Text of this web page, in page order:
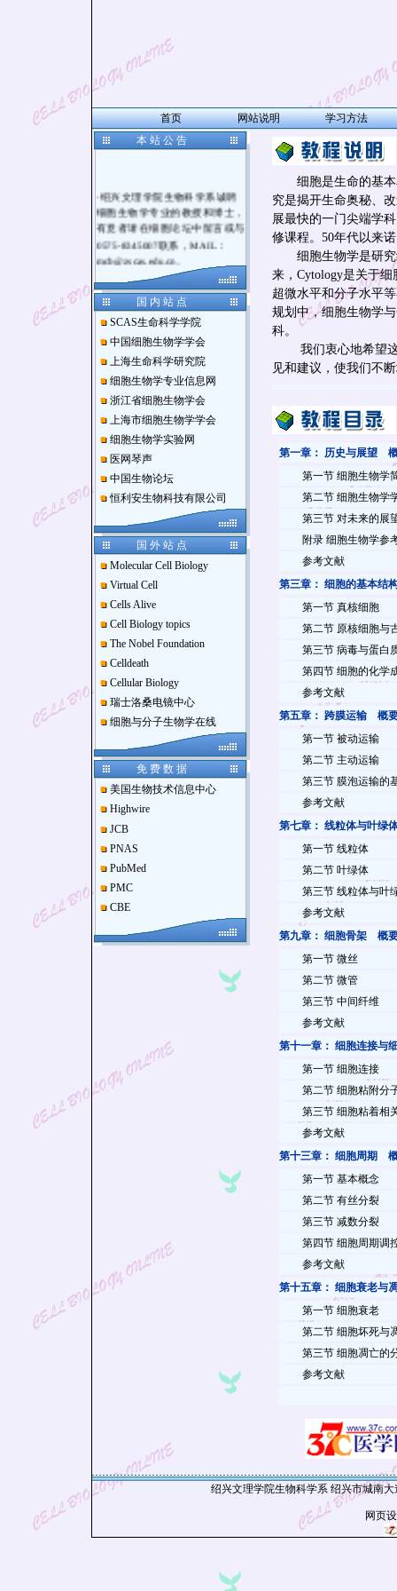
首页 网站说明
学习方法
本 站 公 告
·绍兴文理学院生物科学系诚聘
细胞生物学专业的教授和博士，
有意者请在细胞论坛中留言或与
0575-8345007联系，MAIL：
mcb@zscas.edu.cn。
国 内 站 点
SCAS生命科学学院
中国细胞生物学学会
上海生命科学研究院
细胞生物学专业信息网
浙江省细胞生物学会
上海市细胞生物学学会
细胞生物学实验网
医网琴声
中国生物论坛
恒利安生物科技有限公司
国 外 站 点
Molecular Cell Biology
Virtual Cell
Cells Alive
Cell Biology topics
The Nobel Foundation
Celldeath
Cellular Biology
瑞士洛桑电镜中心
细胞与分子生物学在线
免 费 数 据
美国生物技术信息中心
Highwire
JCB
PNAS
PubMed
PMC
CBE
细胞是生命的基本
究是揭开生命奥秘、
展最快的一门尖端学
修课程。50年代以来
细胞生物学是研究
来，Cytology是关于
超微水平和分子水平
规划中，细胞生物学
科。
我们衷心地希望这
见和建议，使我们不
第一章： 历史与展望
第一节 细胞生物学
第二节 细胞生物学
第三节 对未来的展
附录 细胞生物学参
参考文献
第三章： 细胞的基本结
第一节 真核细胞
第二节 原核细胞与
第三节 病毒与蛋白
第四节 细胞的化学
参考文献
第五章： 跨膜运输
概
第一节 被动运输
第二节 主动运输
第三节 膜泡运输的
参考文献
第七章： 线粒体与叶绿
第一节 线粒体
第二节 叶绿体
第三节 线粒体与叶
参考文献
第九章： 细胞骨架
概
第一节 微丝
第二节 微管
第三节 中间纤维
参考文献
第十一章： 细胞连接与
第一节 细胞连接
第二节 细胞粘附分
第三节 细胞粘着相
参考文献
第十三章： 细胞周期
第一节 基本概念
第二节 有丝分裂
第三节 减数分裂
第四节 细胞周期调
参考文献
第十五章： 细胞衰老与
第一节 细胞衰老
第二节 细胞坏死与
第三节 细胞凋亡的
参考文献
绍兴文理学院生物科学系 绍兴市城南大
网页